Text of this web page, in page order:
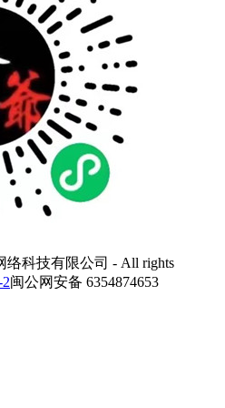
络科技有限公司 - All rights
闽公网安备 6354874653